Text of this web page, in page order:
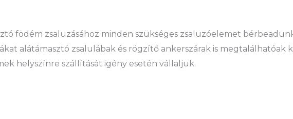
födém zsaluzásához minden szükséges zsaluzóelemet
alátámasztó zsalulábak és rögzítő ankerszárak is megtalálhatóak
helyszínre szállítását igény esetén vállaljuk.